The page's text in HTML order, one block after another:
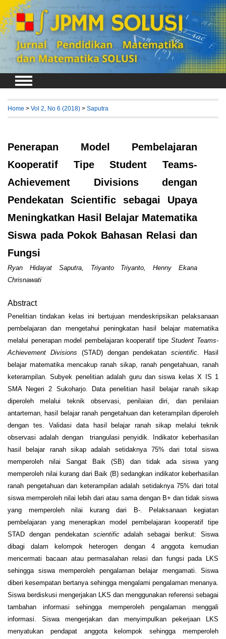
Login Register
Home > Vol 2, No 6 (2018) > Saputra
Penerapan Model Pembelajaran
Kooperatif Tipe Student Teams-
Achievement Divisions dengan
Pendekatan Scientific sebagai Upaya
Meningkatkan Hasil Belajar Matematika
Siswa pada Pokok Bahasan Relasi dan
Fungsi
Ryan Hidayat Saputra, Triyanto Triyanto, Henny Ekana
Chrisnawati
Abstract
Penelitian tindakan kelas ini bertujuan mendeskripsikan pelaksanaan
pembelajaran dan mengetahui peningkatan hasil belajar matematika
melalui penerapan model pembelajaran kooperatif tipeStudent Teams-
Achievement Divisions (STAD) dengan pendekatanscientific. Hasil
belajar matematika mencakup ranah sikap, ranah pengetahuan, ranah
keterampilan. Subyek penelitian adalah guru dan siswa kelas X IS 1
SMA Negeri 2 Sukoharjo. Data penelitian hasil belajar ranah sikap
diperoleh melalui teknik observasi, penilaian diri, dan penilaian
antarteman, hasil belajar ranah pengetahuan dan keterampilan diperoleh
dengan tes. Validasi data hasil belajar ranah sikap melalui teknik
observasi adalah dengan triangulasi penyidik. Indikator keberhasilan
hasil belajar ranah sikap adalah setidaknya 75% dari total siswa
memperoleh nilai Sangat Baik (SB) dan tidak ada siswa yang
memperoleh nilai kurang dari Baik (B) sedangkan indikator keberhasilan
ranah pengetahuan dan keterampilan adalah setidaknya 75% dari total
siswa memperoleh nilai lebih dari atau sama dengan B+ dan tidak siswa
yang memperoleh nilai kurang dari B-. Pelaksanaan kegiatan
pembelajaran yang menerapkan model pembelajaran kooperatif tipe
STAD dengan pendekatan scientificadalah sebagai berikut: Siswa
dibagi dalam kelompok heterogen dengan 4 anggota kemudian
mencermati bacaan atau permasalahan relasi dan fungsi pada LKS
sehingga siswa memperoleh pengalaman belajar mengamati. Siswa
diberi kesempatan bertanya sehingga mengalami pengalaman menanya.
Siswa berdiskusi mengerjakan LKS dan menggunakan referensi sebagai
tambahan informasi sehingga memperoleh pengalaman menggali
informasi. Siswa mengerjakan dan menyimpulkan pekerjaan LKS
menyatukan pendapat anggota kelompok sehingga memperoleh